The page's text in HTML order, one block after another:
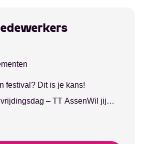
festival? Dit is je kans!
– TT AssenWil jij